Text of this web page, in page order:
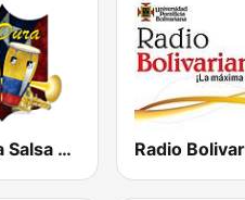
Colombia Salsa Dura Radio